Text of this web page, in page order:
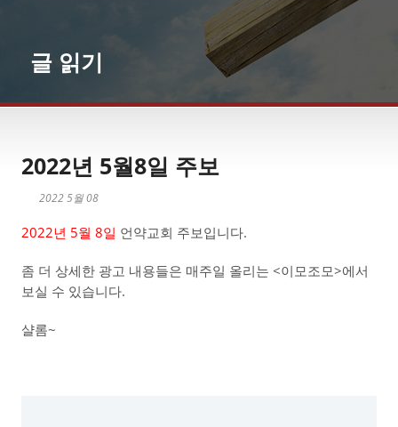
글 읽기
2022년 5월8일 주보
2022 5월 08
2022년 5월 8일 언약교회 주보입니다.
좀 더 상세한 광고 내용들은 매주일 올리는 <이모조모>에서
보실 수 있습니다.
샬롬~